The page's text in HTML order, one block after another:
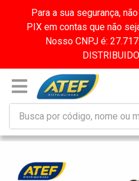
Para a sua segurança,
PIX em contas que não
Nosso CNPJ é: